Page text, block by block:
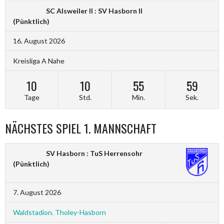
SC Alsweiler II : SV Hasborn II
(Pünktlich)
16. August 2026
Kreisliga A Nahe
10
Tage
10
Std.
55
Min.
59
Sek.
NÄCHSTES SPIEL 1. MANNSCHAFT
SV Hasborn : TuS Herrensohr
(Pünktlich)
7. August 2026
Waldstadion. Tholey-Hasborn